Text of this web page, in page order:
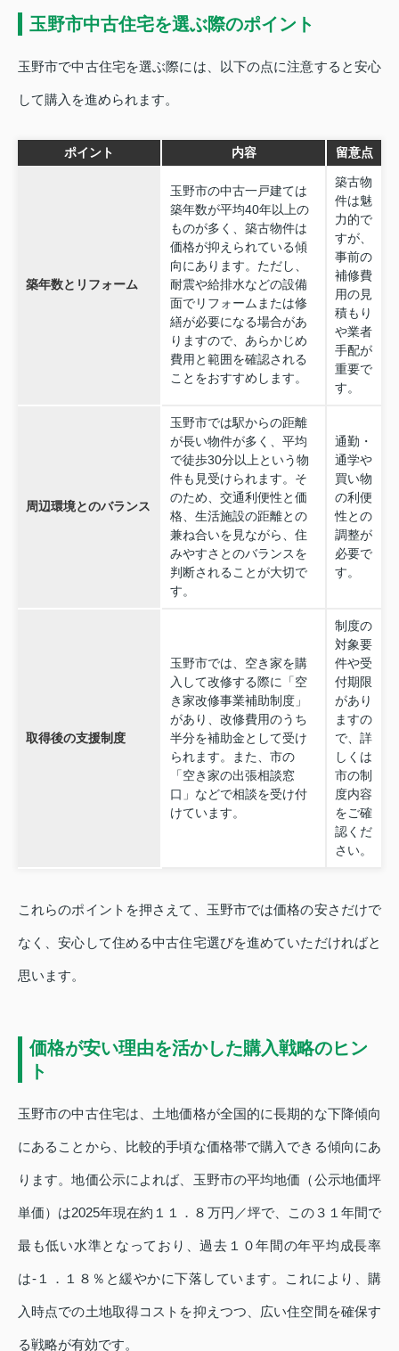
玉野市中古住宅を選ぶ際のポイント
玉野市で中古住宅を選ぶ際には、以下の点に注意すると安心
して購入を進められます。
ポイント 内容 留意点
築年数とリフォーム
玉野市の中古一戸建ては
築年数が平均40年以上の
ものが多く、築古物件は
価格が抑えられている傾
向にあります。ただし、
耐震や給排水などの設備
面でリフォームまたは修
繕が必要になる場合があ
りますので、あらかじめ
費用と範囲を確認される
ことをおすすめします。
築古物
件は魅
力的で
すが、
事前の
補修費
用の見
積もり
や業者
手配が
重要で
す。
周辺環境とのバランス
玉野市では駅からの距離
が長い物件が多く、平均
で徒歩30分以上という物
件も見受けられます。そ
のため、交通利便性と価
格、生活施設の距離との
兼ね合いを見ながら、住
みやすさとのバランスを
判断されることが大切で
す。
通勤・
通学や
買い物
の利便
性との
調整が
必要で
す。
取得後の支援制度
玉野市では、空き家を購
入して改修する際に「空
き家改修事業補助制度」
があり、改修費用のうち
半分を補助金として受け
られます。また、市の
「空き家の出張相談窓
口」などで相談を受け付
けています。
制度の
対象要
件や受
付期限
があり
ますの
で、詳
しくは
市の制
度内容
をご確
認くだ
さい。
これらのポイントを押さえて、玉野市では価格の安さだけで
なく、安心して住める中古住宅選びを進めていただければと
思います。
価格が安い理由を活かした購入戦略のヒン
ト
玉野市の中古住宅は、土地価格が全国的に長期的な下降傾向
にあることから、比較的手頃な価格帯で購入できる傾向にあ
ります。地価公示によれば、玉野市の平均地価（公示地価坪
単価）は2025年現在約１１．８万円／坪で、この３１年間で
最も低い水準となっており、過去１０年間の年平均成長率
は‐１．１８％と緩やかに下落しています。これにより、購
入時点での土地取得コストを抑えつつ、広い住空間を確保す
る戦略が有効です。